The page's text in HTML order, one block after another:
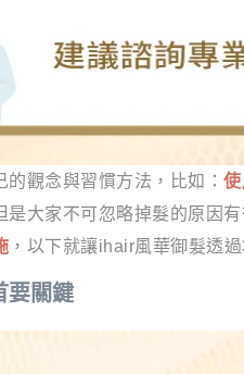
觀念與習慣方法，比如：
大家不可忽略掉髮的原因
，以下就讓ihair風華御髮透
要關鍵